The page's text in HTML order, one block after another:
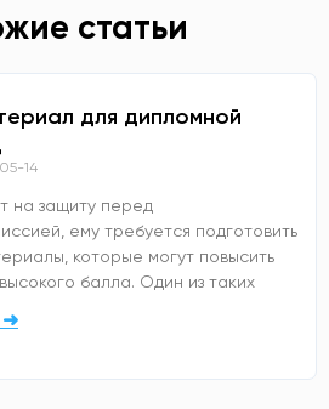
статьи
для дипломной
14
на защиту перед
ему требуется подготовить
которые могут повысить
балла. Один из таких
➜